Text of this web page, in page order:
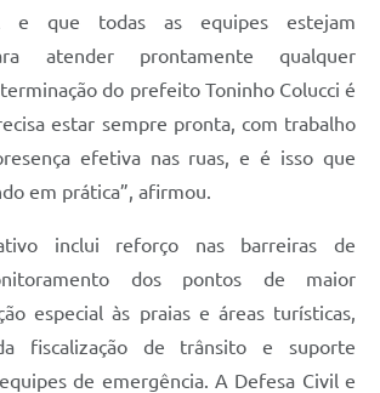
e que todas as equipes estejam
atender prontamente qualquer
do prefeito Toninho Colucci é
estar sempre pronta, com trabalho
efetiva nas ruas, e é isso que
em prática”, afirmou.
inclui reforço nas barreiras de
dos pontos de maior
especial às praias e áreas turísticas,
fiscalização de trânsito e suporte
de emergência. A Defesa Civil e